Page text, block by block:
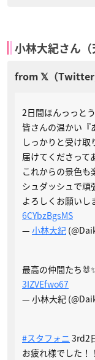
小林大紀さん（
2日間ほんっっと
皆さんの温かい『
しっかりと受け取
届けてくださって
これからの景色も
シュダッシュで頑
よろしくお願いし
6CYbzBgsMS
— 小林大紀
最高の仲間たち
3IZVEfwo67
— 小林大紀
#スタフォニ 3rd2
お疲れ様でした！！